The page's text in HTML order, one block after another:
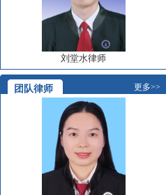
刘堂水律师
团队律师 更多>>